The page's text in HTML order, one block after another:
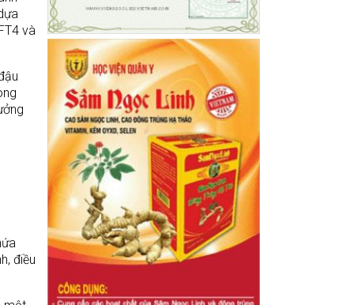
và
điều
quan điểm dinh
dưỡng sai lầm có thể
đẩy nhanh tiến trình
phát triển của ung thư,
làm bệnh nhân suy
kiệt nghiêm trọng.